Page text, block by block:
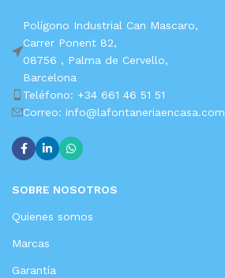
Polígono Industrial Can Mascaro,
Carrer Ponent 82,
08756 , Palma de Cervello,
Barcelona
Teléfono: +34 661 46 51 51
Correo: info@lafontaneriaencasa.com
SOBRE NOSOTROS
Quienes somos
Marcas
Garantía